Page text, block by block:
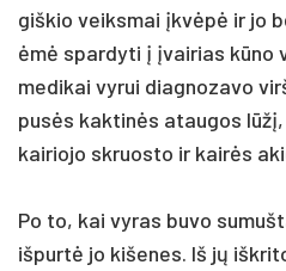
giš­kio veiks­mai įkvėpė ir jo
ėmė spar­dy­ti į įvai­rias kūno
me­di­kai vy­rui diag­no­za­vo
pusės kak­tinės atau­gos
kai­rio­jo skruos­to ir kairės
Po to, kai vy­ras bu­vo
iš­purtė jo ki­še­nes. Iš jų